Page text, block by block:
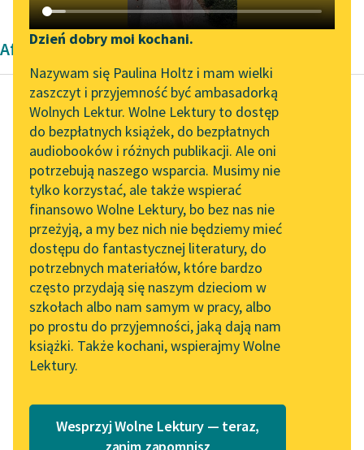
Katalog DAISY
Podkasty o książkach
Zgłoś brak utworu
Aktualności
„Prokurator Alicja Horn”
do słuchania
Byliśmy częścią AI Impact
Lab
Zapraszamy na spotkanie
online z tłumaczkami
literatury skandynawskiej
Spotkanie z Katarzyną
Tunkiel w Oslo
102. lata temu zmarł
Joseph Conrad
Lektury szkolne i klasyka
Narzędzia
Mapa Wolnych Lektur
Leśmianator
Przewodnik dla piszących i
czytających
API
OAI-PMH
Widget Wolnych Lektur
Przypisy
Katalog w formacie PDF
Dzień dobry moi kochani.
Nazywam się Paulina Holtz i mam wielki
zaszczyt i przyjemność być ambasadorką
Wolnych Lektur. Wolne Lektury to dostęp
do bezpłatnych książek, do bezpłatnych
audiobooków i różnych publikacji. Ale oni
potrzebują naszego wsparcia. Musimy nie
tylko korzystać, ale także wspierać
finansowo Wolne Lektury, bo bez nas nie
przeżyją, a my bez nich nie będziemy mieć
dostępu do fantastycznej literatury, do
potrzebnych materiałów, które bardzo
często przydają się naszym dzieciom w
szkołach albo nam samym w pracy, albo
po prostu do przyjemności, jaką dają nam
książki. Także kochani, wspierajmy Wolne
Lektury.
Wesprzyj Wolne Lektury — teraz,
Aforyzm Starożytność
Autor nieznany
Ze skarbnicy
midraszy
Jeden z najbogatszych
ludzi w Jerozolimie
podczas oblężenia
miasta posłał swego
sługę na targ, aby...
Czytaj więcej
Ze skarbnicy